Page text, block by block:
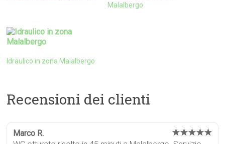
Malalbergo
Idraulico in zona Malalbergo
Recensioni dei clienti
Marco R. ★★★★★